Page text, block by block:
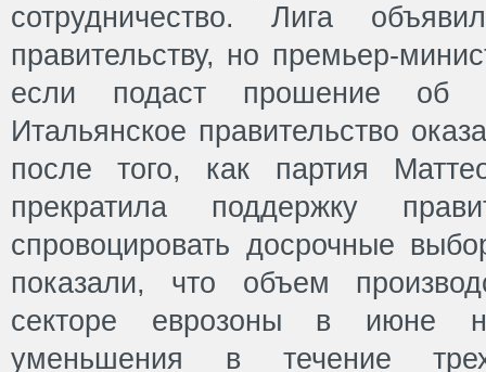
сотрудничество. Лига
правительству, но премьер-
если подаст прошение об
Итальянское правительство
после того, как партия
прекратила поддержку
спровоцировать досрочные
показали, что объем
секторе еврозоны в июне
уменьшения в течение